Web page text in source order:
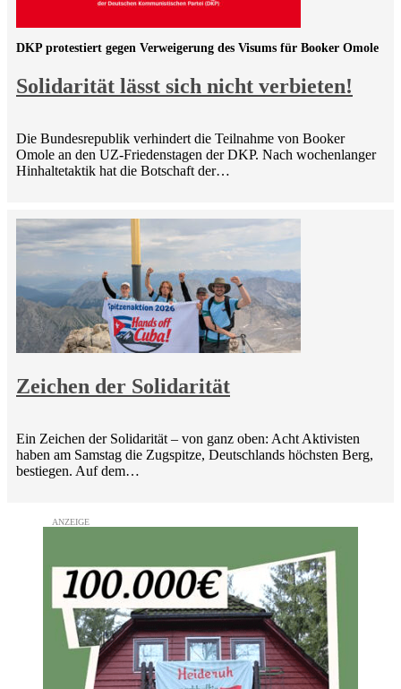
Solidarität lässt sich nicht verbieten!
DKP protestiert gegen Verweigerung des Visums für Booker Omole
Die Bundesrepublik verhindert die Teilnahme von Booker
Omole an den UZ-Friedenstagen der DKP. Nach wochenlanger
Hinhaltetaktik hat die Botschaft der…
Zeichen der Solidarität
Ein Zeichen der Solidarität – von ganz oben: Acht Aktivisten
haben am Samstag die Zugspitze, Deutschlands höchsten Berg,
bestiegen. Auf dem…